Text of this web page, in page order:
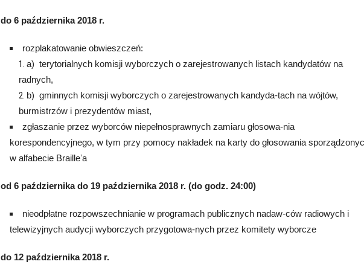
do 6 października 2018 r.
rozplakatowanie obwieszczeń:
a) terytorialnych komisji wyborczych o zarejestrowanych listach kandydatów na
radnych,
b) gminnych komisji wyborczych o zarejestrowanych kandyda-tach na wójtów,
burmistrzów i prezydentów miast,
zgłaszanie przez wyborców niepełnosprawnych zamiaru głosowa-nia
korespondencyjnego, w tym przy pomocy nakładek na karty do głosowania
w alfabecie Brailleʼa
od 6 października do 19 października 2018 r. (do godz. 24:00)
nieodpłatne rozpowszechnianie w programach publicznych nadaw-ców radiowych i
telewizyjnych audycji wyborczych przygotowa-nych przez komitety wyborcze
do 12 października 2018 r.